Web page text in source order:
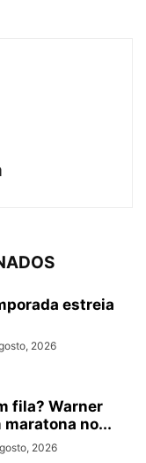
estreia
2026
fila? Warner
maratona no...
2026